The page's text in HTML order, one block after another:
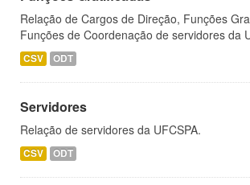
Relação de Cargos de Direção, Funções
Funções de Coordenação de servidores da
CSV ODT
Servidores
Relação de servidores da UFCSPA.
CSV ODT